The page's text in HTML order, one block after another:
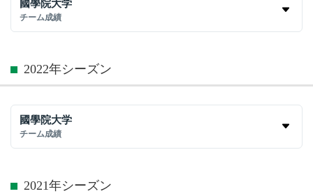
國學院大学
チーム成績
2022年シーズン
國學院大学
チーム成績
2021年シーズン